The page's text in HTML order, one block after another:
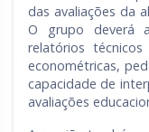
das avaliações da
O grupo deverá
relatórios
econométricas,
capacidade de
avaliações